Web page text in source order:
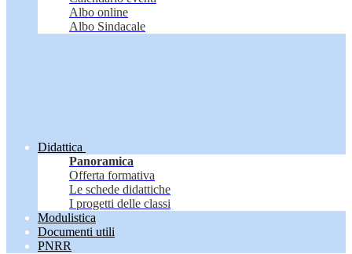
Albo online
Albo Sindacale
Didattica
Panoramica
Offerta formativa
Le schede didattiche
I progetti delle classi
Modulistica
Documenti utili
PNRR